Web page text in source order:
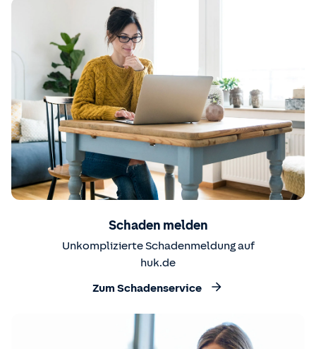
Schaden melden
Unkomplizierte Schadenmeldung auf
huk.de
Zum Schadenservice